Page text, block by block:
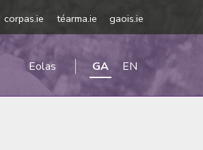
corpas.ie téarma.ie gaois.ie
Eolas GA EN